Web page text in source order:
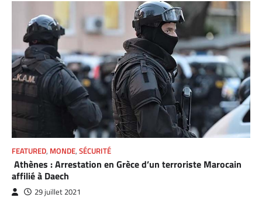
FEATURED, MONDE, SÉCURITÉ
Athènes : Arrestation en Grèce d’un terroriste Marocain
affilié à Daech
29 juillet 2021